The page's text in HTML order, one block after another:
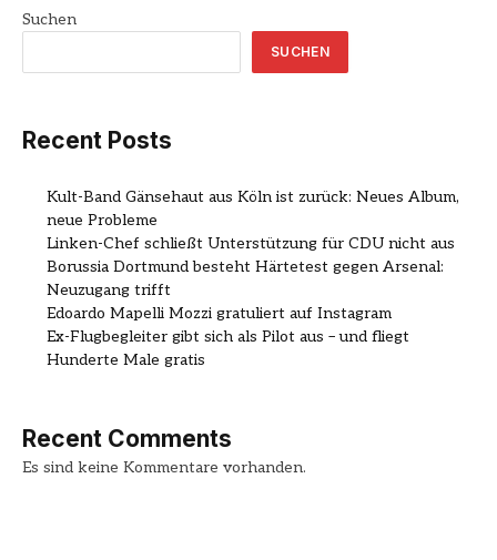
Suchen
SUCHEN
Recent Posts
Kult-Band Gänsehaut aus Köln ist zurück: Neues Album,
neue Probleme
Linken-Chef schließt Unterstützung für CDU nicht aus
Borussia Dortmund besteht Härtetest gegen Arsenal:
Neuzugang trifft
Edoardo Mapelli Mozzi gratuliert auf Instagram
Ex-Flugbegleiter gibt sich als Pilot aus – und fliegt
Hunderte Male gratis
Recent Comments
Es sind keine Kommentare vorhanden.